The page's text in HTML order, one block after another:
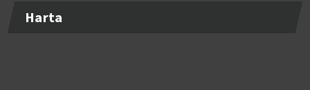
Harta